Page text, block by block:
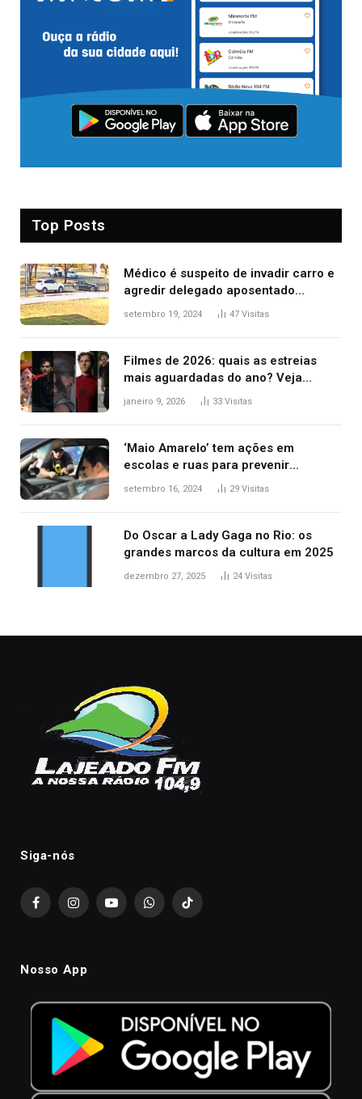
Top Posts
Médico é suspeito de invadir carro e
agredir delegado aposentado
durante confusão no trânsito
setembro 19, 2024 47 Visitas
Filmes de 2026: quais as estreias
mais aguardadas do ano? Veja
principais lançamentos do cinema
janeiro 9, 2026 33 Visitas
‘Maio Amarelo’ tem ações em
escolas e ruas para prevenir
acidentes no trânsito no AP
setembro 16, 2024 29 Visitas
Do Oscar a Lady Gaga no Rio: os
grandes marcos da cultura em 2025
dezembro 27, 2025 24 Visitas
Siga-nós
FacebookInstagramYouTubeWhatsAppTikTok
Nosso App